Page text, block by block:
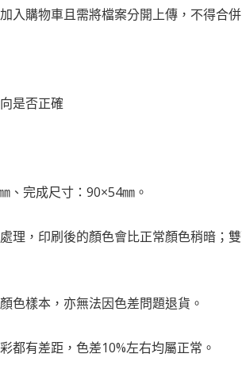
入購物車且需將檔案分開上傳，不得合併
是否正確
、完成尺寸：90×54㎜。
理，印刷後的顏色會比正常顏色稍暗
色樣本，亦無法因色差問題退貨。
都有差距，色差10%左右均屬正常。